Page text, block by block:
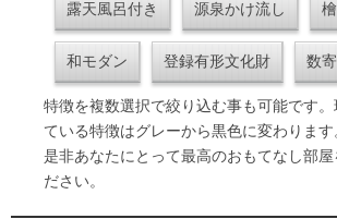
露天風呂付き 源泉かけ流し
和モダン 登録有形文化財 数
特徴を複数選択で絞り込む事も可能です。
ている特徴はグレーから黒色に変わります
是非あなたにとって最高のおもてなし部屋
ださい。